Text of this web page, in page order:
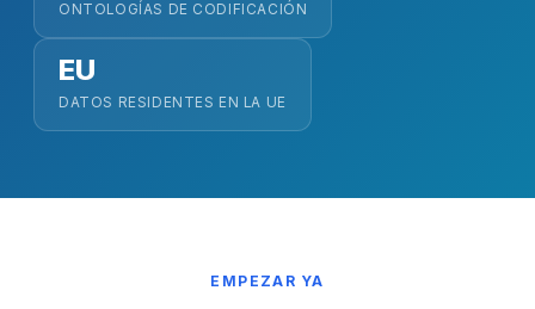
ONTOLOGÍAS DE CODIFICACIÓN
EU
DATOS RESIDENTES EN LA UE
EMPEZAR YA